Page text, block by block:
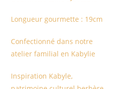
Longueur gourmette : 19cm
Confectionné dans notre
atelier familial en Kabylie
Inspiration Kabyle,